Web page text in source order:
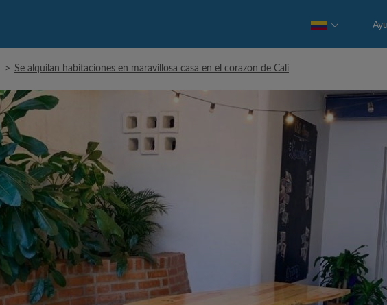
> Se alquilan habitaciones en maravillosa casa en el corazon de Cali